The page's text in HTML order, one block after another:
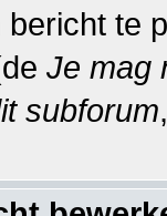
te
Je mag
subforum